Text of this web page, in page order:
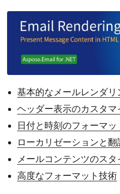
基本的なメールレンダリ
ヘッダー表示のカスタマ
日付と時刻のフォーマッ
ローカリゼーションと翻
メールコンテンツのス
高度なフォーマット技術